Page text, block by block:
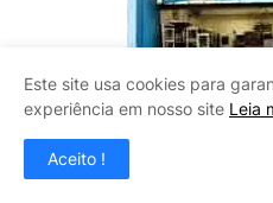
Este site usa cookies para
experiência em nosso site Leia
Aceito !